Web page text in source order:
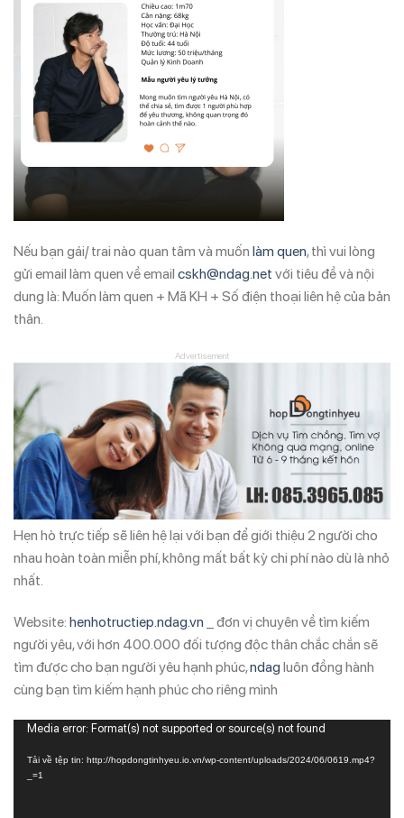
Nếu bạn gái/ trai nào quan tâm và muốn làm quen, thì vui lòng
gửi email làm quen về email cskh@ndag.net với tiêu đề và nội
dung là: Muốn làm quen + Mã KH + Số điện thoại liên hệ của bản
thân.
Advertisement
Hẹn hò trực tiếp sẽ liên hệ lại với bạn để giới thiệu 2 người cho
nhau hoàn toàn miễn phí, không mất bất kỳ chi phí nào dù là nhỏ
nhất.
Website: henhotructiep.ndag.vn _ đơn vị chuyên về tìm kiếm
người yêu, với hơn 400.000 đối tượng độc thân chắc chắn sẽ
tìm được cho bạn người yêu hạnh phúc,ndag luôn đồng hành
cùng bạn tìm kiếm hạnh phúc cho riêng mình
Trình
chơi
Video
Media error: Format(s) not supported or source(s) not found
Tải về tệp tin: http://hopdongtinhyeu.io.vn/wp-content/uploads/2024/06/0619.mp4?
_=1